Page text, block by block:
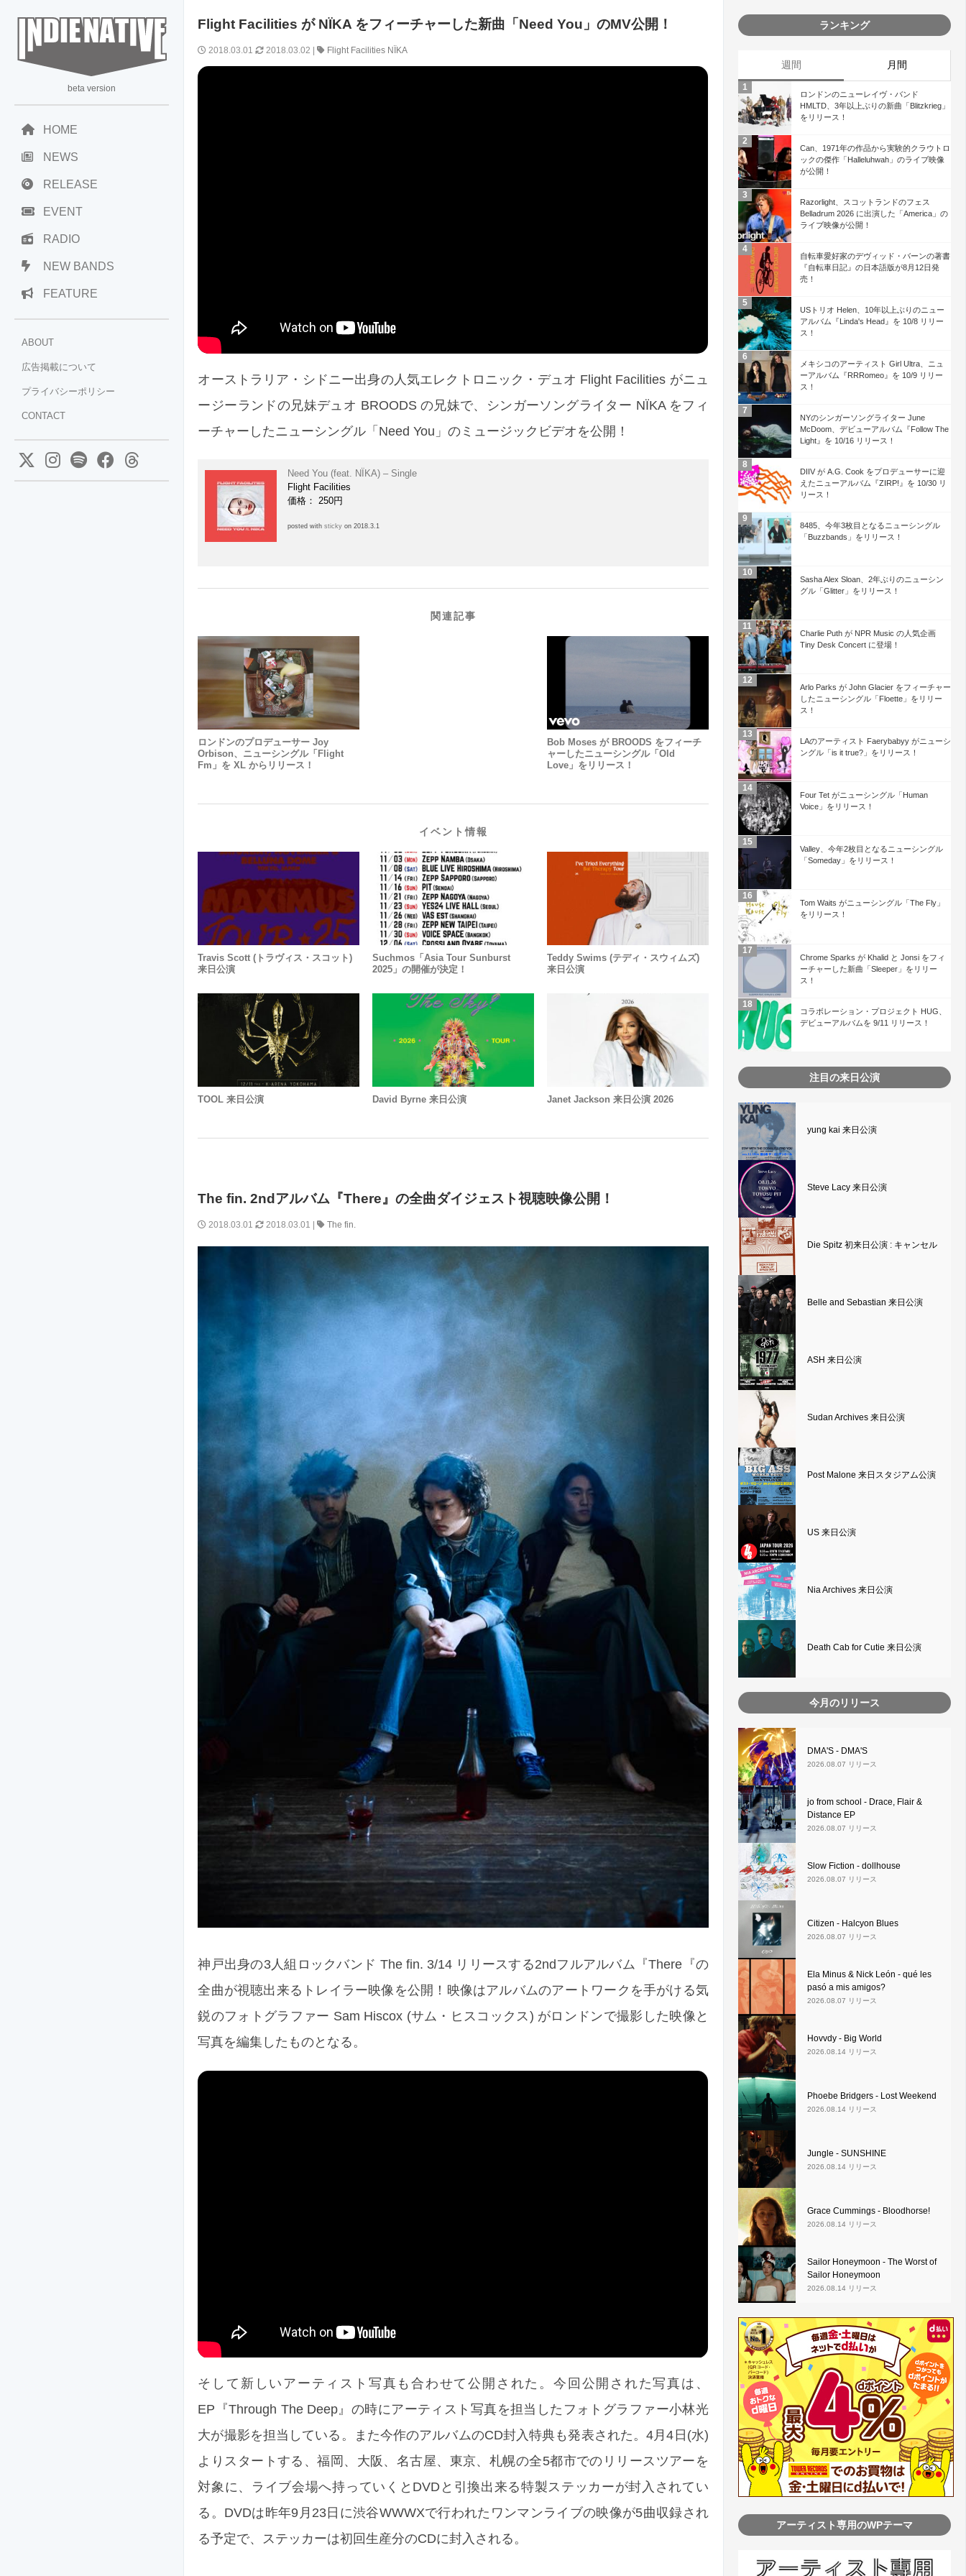
beta version
HOME
NEWS
RELEASE
EVENT
RADIO
NEW BANDS
FEATURE
ABOUT
広告掲載について
プライバシーポリシー
CONTACT
Flight Facilities が NÏKA をフィーチャーした新曲「Need You」のMV公開！
2018.03.01 2018.03.02 | Flight Facilities NÏKA
オーストラリア・シドニー出身の人気エレクトロニック・デュオ Flight Facilities がニュ
ージーランドの兄妹デュオ BROODS の兄妹で、シンガーソングライター NÏKA をフィ
ーチャーしたニューシングル「Need You」のミュージックビデオを公開！
Need You (feat. NÏKA) – Single
Flight Facilities
価格： 250円
posted withsticky on 2018.3.1
関連記事
ロンドンのプロデューサー Joy
Orbison、ニューシングル「flight
Fm」を XL からリリース！
Bob Moses が BROODS をフィーチ
ャーしたニューシングル「Old
Love」をリリース！
イベント情報
Travis Scott (トラヴィス・スコット)
来日公演
Suchmos「Asia Tour Sunburst
2025」の開催が決定！
Teddy Swims (テディ・スウィムズ)
来日公演
TOOL 来日公演 David Byrne 来日公演 Janet Jackson 来日公演 2026
The fin. 2ndアルバム『There』の全曲ダイジェスト視聴映像公開！
2018.03.01 2018.03.01 | The fin.
神戸出身の3人組ロックバンド The fin. 3/14 リリースする2ndフルアルバム『There『の
全曲が視聴出来るトレイラー映像を公開！映像はアルバムのアートワークを手がける気
鋭のフォトグラファー Sam Hiscox (サム・ヒスコックス) がロンドンで撮影した映像と
写真を編集したものとなる。
そして新しいアーティスト写真も合わせて公開された。今回公開された写真は、
EP『Through The Deep』の時にアーティスト写真を担当したフォトグラファー小林光
大が撮影を担当している。また今作のアルバムのCD封入特典も発表された。4月4日(水)
よりスタートする、福岡、大阪、名古屋、東京、札幌の全5都市でのリリースツアーを
対象に、ライブ会場へ持っていくとDVDと引換出来る特製ステッカーが封入されてい
る。DVDは昨年9月23日に渋谷WWWXで行われたワンマンライブの映像が5曲収録され
る予定で、ステッカーは初回生産分のCDに封入される。
ランキング
週間 月間
ロンドンのニューレイヴ・バンド
HMLTD、3年以上ぶりの新曲「Blitzkrieg」
をリリース！
Can、1971年の作品から実験的クラウトロ
ックの傑作「Halleluhwah」のライブ映像
が公開！
Razorlight、スコットランドのフェス
Belladrum 2026 に出演した「America」の
ライブ映像が公開！
自転車愛好家のデヴィッド・バーンの著書
『自転車日記』の日本語版が8月12日発
売！
USトリオ Helen、10年以上ぶりのニュー
アルバム『Linda's Head』を 10/8 リリー
ス！
メキシコのアーティスト Girl Ultra、ニュ
ーアルバム『RRRomeo』を 10/9 リリー
ス！
NYのシンガーソングライター June
McDoom、デビューアルバム『Follow The
Light』を 10/16 リリース！
DIIV が A.G. Cook をプロデューサーに迎
えたニューアルバム『ZIRP!』を 10/30 リ
リース！
8485、今年3枚目となるニューシングル
「Buzzbands」をリリース！
Sasha Alex Sloan、2年ぶりのニューシン
グル「Glitter」をリリース！
Charlie Puth が NPR Music の人気企画
Tiny Desk Concert に登場！
Arlo Parks が John Glacier をフィーチャー
したニューシングル「Floette」をリリー
ス！
LAのアーティスト Faerybabyy がニューシ
ングル「is it true?」をリリース！
Four Tet がニューシングル「Human
Voice」をリリース！
Valley、今年2枚目となるニューシングル
「Someday」をリリース！
Tom Waits がニューシングル「The Fly」
をリリース！
Chrome Sparks が Khalid と Jonsi をフィ
ーチャーした新曲「Sleeper」をリリー
ス！
コラボレーション・プロジェクト HUG、
デビューアルバムを 9/11 リリース！
注目の来日公演
yung kai 来日公演
Steve Lacy 来日公演
Die Spitz 初来日公演 : キャンセル
Belle and Sebastian 来日公演
ASH 来日公演
Sudan Archives 来日公演
Post Malone 来日スタジアム公演
US 来日公演
Nia Archives 来日公演
Death Cab for Cutie 来日公演
今月のリリース
DMA'S - DMA'S
2026.08.07 リリース
jo from school - Drace, Flair &
Distance EP
2026.08.07 リリース
Slow Fiction - dollhouse
2026.08.07 リリース
Citizen - Halcyon Blues
2026.08.07 リリース
Ela Minus & Nick León - qué les
pasó a mis amigos?
2026.08.07 リリース
Hovvdy - Big World
2026.08.14 リリース
Phoebe Bridgers - Lost Weekend
2026.08.14 リリース
Jungle - SUNSHINE
2026.08.14 リリース
Grace Cummings - Bloodhorse!
2026.08.14 リリース
Sailor Honeymoon - The Worst of
Sailor Honeymoon
2026.08.14 リリース
アーティスト専用のWPテーマ